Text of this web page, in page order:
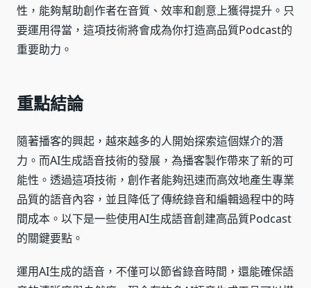
性，能夠幫助創作者在音質、效率和創意上獲得提升。只
要運用得當，這項技術將會成為你打造高品質Podcast的
重要助力。
重點結論
隨著播客的興起，越來越多的人開始探索這個媒介的潛
力。而AI生成語音技術的發展，為播客製作帶來了新的可
能性。透過這項技術，創作者能夠迅速而高效地產生專業
品質的語音內容，並且降低了傳統錄音和編輯過程中的時
間成本。以下是一些使用AI生成語音創建高品質Podcast
的關鍵要點。
運用AI生成的語音，不僅可以節省錄音時間，還能確保語